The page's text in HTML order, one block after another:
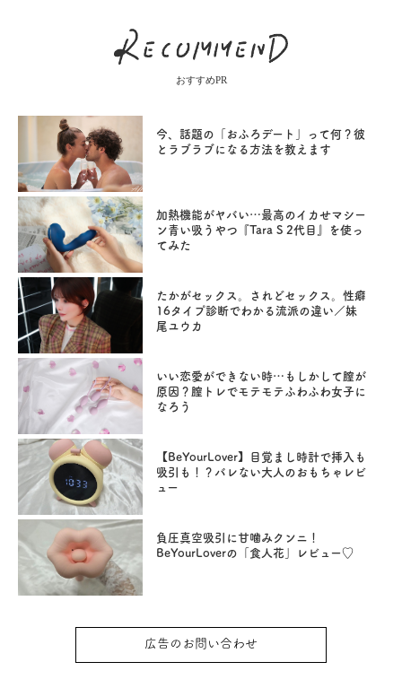
おすすめPR
今、話題の「おふろデート」って何？彼
とラブラブになる方法を教えます
加熱機能がヤバい…最高のイカせマシー
ン青い吸うやつ『Tara S 2代目』を使っ
てみた
たかがセックス。されどセックス。性癖
16タイプ診断でわかる流派の違い／妹
尾ユウカ
いい恋愛ができない時…もしかして膣が
原因？膣トレでモテモテふわふわ女子に
なろう
【BeYourLover】目覚まし時計で挿入も
吸引も！？バレない大人のおもちゃレビ
ュー
負圧真空吸引に甘噛みクンニ！
BeYourLoverの「食人花」レビュー♡
広告のお問い合わせ